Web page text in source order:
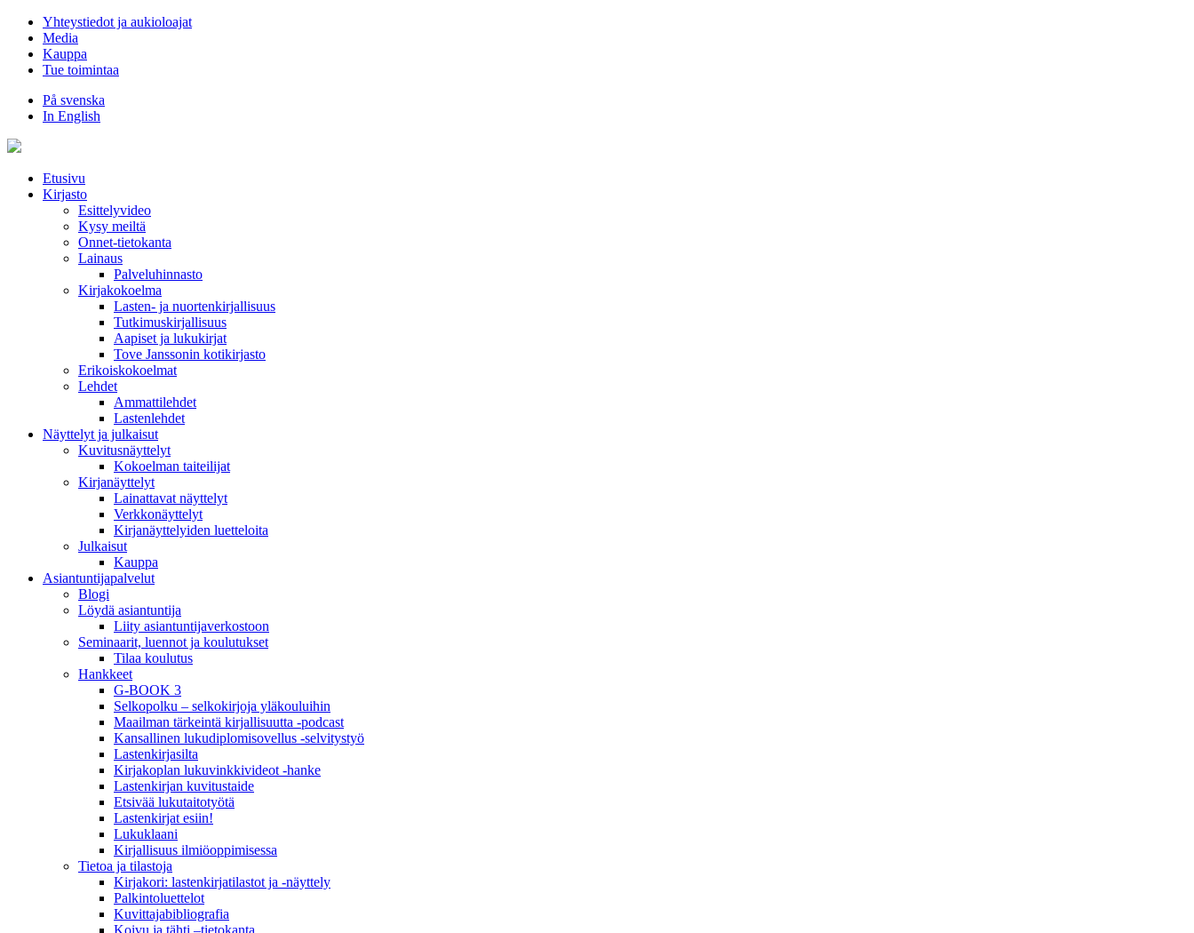
Hyppää
sisältöön
Yhteystiedot ja aukioloajat
Media
Kauppa
Tue toimintaa
På svenska
In English
Etusivu
Kirjasto
Esittelyvideo
Kysy meiltä
Onnet-tietokanta
Lainaus
Palveluhinnasto
Kirjakokoelma
Lasten- ja nuortenkirjallisuus
Tutkimuskirjallisuus
Aapiset ja lukukirjat
Tove Janssonin kotikirjasto
Erikoiskokoelmat
Lehdet
Ammattilehdet
Lastenlehdet
Näyttelyt ja julkaisut
Kuvitusnäyttelyt
Kokoelman taiteilijat
Kirjanäyttelyt
Lainattavat näyttelyt
Verkkonäyttelyt
Kirjanäyttelyiden luetteloita
Julkaisut
Kauppa
Asiantuntija­palvelut
Blogi
Löydä asiantuntija
Liity asiantuntijaverkostoon
Seminaarit, luennot ja koulutukset
Tilaa koulutus
Hankkeet
G-BOOK 3
Selkopolku – selkokirjoja yläkouluihin
Maailman tärkeintä kirjallisuutta -podcast
Kansallinen lukudiplomisovellus -selvitystyö
Lastenkirjasilta
Kirjakoplan lukuvinkkivideot -hanke
Lastenkirjan kuvitustaide
Etsivää lukutaitotyötä
Lastenkirjat esiin!
Lukuklaani
Kirjallisuus ilmiöoppimisessa
Tietoa ja tilastoja
Kirjakori: lastenkirjatilastot ja -näyttely
Palkintoluettelot
Kuvittaja­bibliografia
Koivu ja tähti –tietokanta